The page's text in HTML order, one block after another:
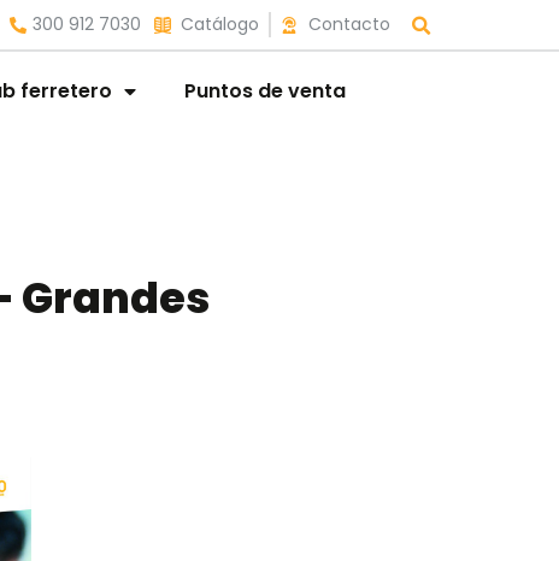
300 912 7030 Catálogo Contacto
ferretero
Puntos de venta
Grandes